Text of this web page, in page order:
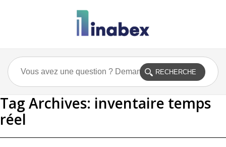
Tag Archives: inventaire temps
réel